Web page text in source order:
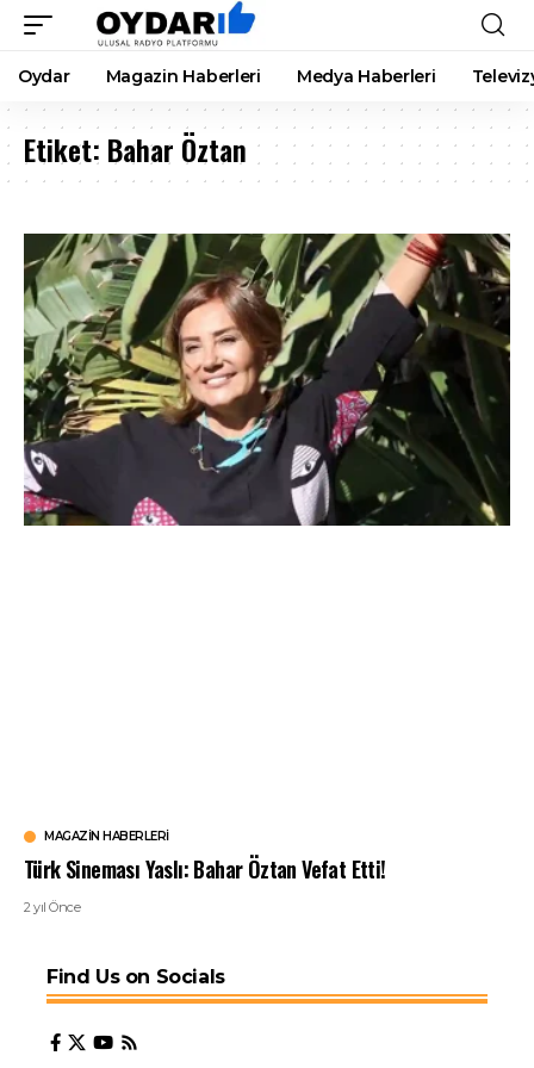
Oydar Magazin Haberleri Medya Haberleri
Etiket: Bahar Öztan
MAGAZIN HABERLERI
Türk Sineması Yaslı: Bahar Öztan Vefat Etti!
2 yıl Önce
Find Us on Socials